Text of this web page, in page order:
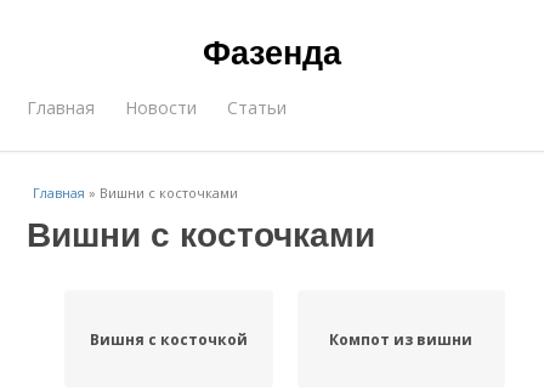
Фазенда
Главная Новости Статьи
Главная » Вишни с косточками
Вишни с косточками
Вишня с косточкой Компот из вишни